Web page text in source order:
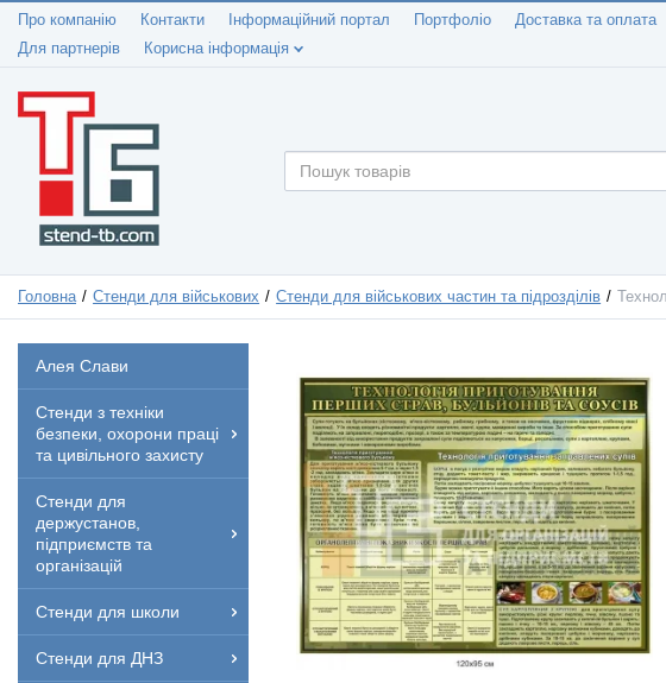
Про компанію Контакти Інформаційний портал Портфоліо Доставка та оплата
Для партнерів
Корисна інформація
Головна Стенди для військових Стенди для військових частин та підрозділів
Алея Слави
Стенди з техніки
безпеки, охорони праці
та цивільного захисту
Стенди для
держустанов,
підприємств та
організацій
Стенди для школи
Стенди для ДНЗ